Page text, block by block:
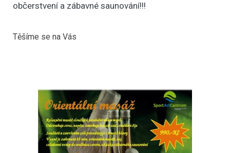
občerstvení a zábavné saunování!!!
Těšíme se na Vás